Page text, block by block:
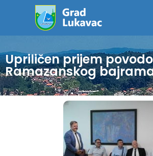
Upriličen prijem
Ramazanskog